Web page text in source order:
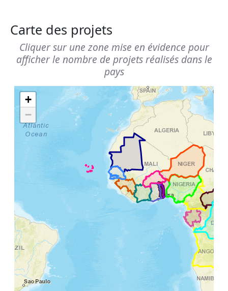
Carte des projets
Cliquer sur une zone mise en évidence pour
afficher le nombre de projets réalisés dans le
pays
+
−